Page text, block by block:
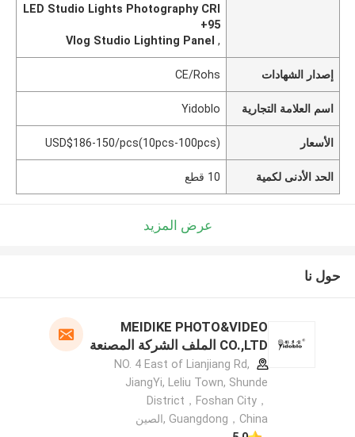
LED Studio Lights Photography CRI
95+
,
Vlog Studio Lighting Panel
إصدار الشهادات CE/Rohs
اسم العلامة التجارية Yidoblo
الأسعار USD$186-150/pcs(10pcs-100pcs)
الحد الأدنى لكمية 10 قطع
عرض المزيد
حول نا
MEIDIKE PHOTO&VIDEO
CO.,LTD الملف الشركة المصنعة
NO. 4 East of Lianjiang Rd,
JiangYi, Leliu Town, Shunde
District，Foshan City，
Guangdong，China ,الصين